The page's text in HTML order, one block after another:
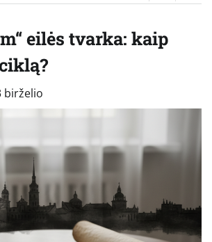
eilės tvarka: kaip
birželio